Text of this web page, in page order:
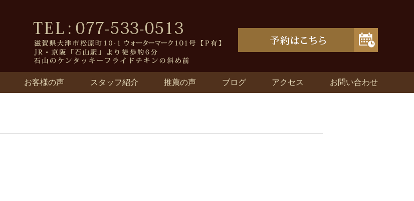
お客様の声 スタッフ紹介 推薦の声 ブログ アクセス お問い合わせ